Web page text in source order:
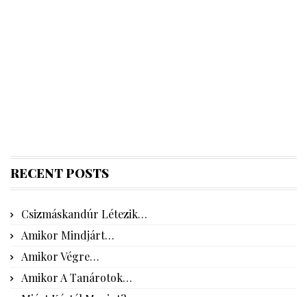
RECENT POSTS
Csizmáskandúr Létezik…
Amikor Mindjárt…
Amikor Végre…
Amikor A Tanárotok…